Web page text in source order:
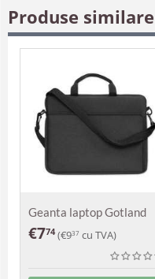
Produse similare
Geanta laptop Gotland
€774 (€937 cu TVA)